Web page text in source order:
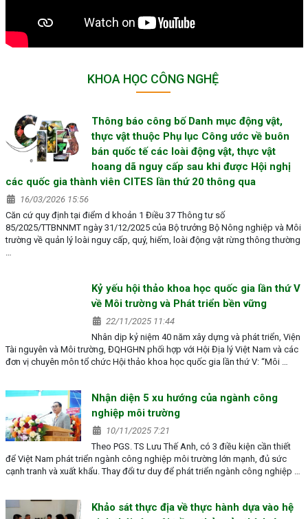
KHOA HỌC CÔNG NGHỆ
Thông báo công bố Danh mục động vật,
thực vật thuộc Phụ lục Công ước về buôn
bán quốc tế các loài động vật, thực vật
hoang dã nguy cấp sau khi được Hội nghị
các quốc gia thành viên CITES lần thứ 20 thông qua
16/03/2026 15:56
Căn cứ quy định tại điểm d khoản 1 Điều 37 Thông tư số
85/2025/TTBNNMT ngày 31/12/2025 của Bộ trưởng Bộ Nông nghiệp và Môi
trường về quản lý loài nguy cấp, quý, hiếm, loài động vật rừng thông thường
Kỷ yếu hội thảo khoa học quốc gia lần thứ V
về Môi trường và Phát triển bền vững
22/11/2025 11:44
Nhân dịp kỷ niệm 40 năm xây dựng và phát triển, Viện
Tài nguyên và Môi trường, ĐQHGHN phối hợp với Hội Địa lý Việt Nam và các
đơn vị chuyên môn tổ chức Hội thảo khoa học quốc gia lần thứ V: “Môi …
Nhận diện 5 xu hướng của ngành công
nghiệp môi trường
10/11/2025 7:21
Theo PGS. TS Lưu Thế Anh, có 3 điều kiện cần thiết
để Việt Nam phát triển ngành công nghiệp môi trường lớn mạnh, đủ sức
cạnh tranh và xuất khẩu. Thay đổi tư duy để phát triển ngành công nghiệp …
Khảo sát thực địa về thực hành dựa vào hệ